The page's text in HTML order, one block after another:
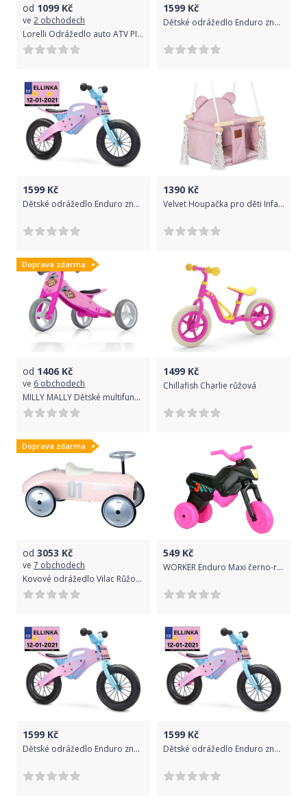
od 1099 Kč
ve 2 obchodech
Lorelli Odrážedlo auto ATV PINK
1599 Kč
Dětské odrážedlo Enduro značky Toyz, dřevěné, barva růžová, s osobní SPZ Text na SPZ: MiniSagan, Barva SPZ: růžová
1599 Kč
Dětské odrážedlo Enduro značky Toyz, dřevěné, barva růžová, s osobní SPZ Text na SPZ: Jedu co můžu, nelep se mi na zadek, Barva SPZ: modrá
1390 Kč
Velvet Houpačka pro děti Infantilo růžová
Doprava zdarma
od 1406 Kč
ve 6 obchodech
MILLY MALLY Dětské multifunkční odrážedlo kolo Milly Mally JAKE pink Cowgirl
1499 Kč
Chillafish Charlie růžová
Doprava zdarma
od 3053 Kč
ve 7 obchodech
Kovové odrážedlo Vilac Růžové
549 Kč
WORKER Enduro Maxi černo-růžová
1599 Kč
Dětské odrážedlo Enduro značky Toyz, dřevěné, barva růžová, s osobní SPZ Text na SPZ: Jedu co můžu, nelep se mi na zadek, Barva SPZ: -
1599 Kč
Dětské odrážedlo Enduro značky Toyz, dřevěné, barva růžová, s osobní SPZ Text na SPZ: Jsem nejrychlejší, Barva SPZ: modrá